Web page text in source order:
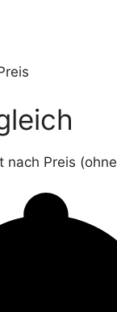
nach Preis (ohne